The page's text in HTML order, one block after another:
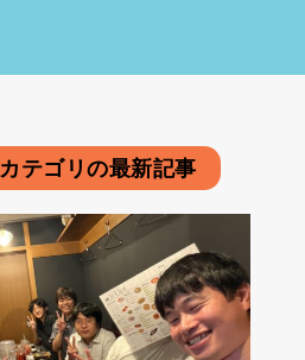
カテゴリの最新記事